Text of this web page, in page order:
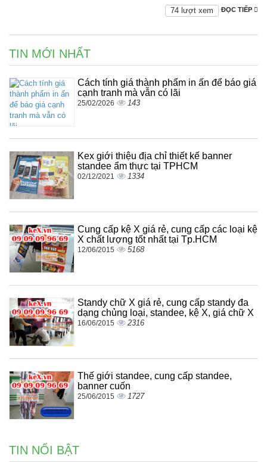
ĐỌC TIẾP
74 lượt xem
TIN MỚI NHẤT
Cách tính giá thành phẩm in ấn để báo giá
cạnh tranh mà vẫn có lãi
25/02/2026 143
Kex giới thiệu địa chỉ thiết kế banner
standee ẩm thực tại TPHCM
02/12/2021 1334
Cung cấp kệ X giá rẻ, cung cấp các loại kệ
X chất lượng tốt nhất tại Tp.HCM
12/06/2015 5168
Standy chữ X giá rẻ, cung cấp standy đa
dạng chủng loại, standee, kệ X, giá chữ X
16/06/2015 2316
Thế giới standee, cung cấp standee,
banner cuốn
25/06/2015 1727
TIN NỔI BẬT